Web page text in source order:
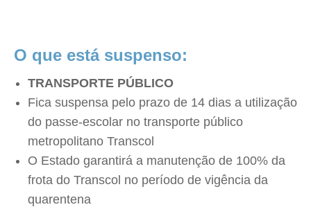
O que está suspenso:
TRANSPORTE PÚBLICO
Fica suspensa pelo prazo de 14 dias a utilização
do passe-escolar no transporte público
metropolitano Transcol
O Estado garantirá a manutenção de 100% da
frota do Transcol no período de vigência da
quarentena